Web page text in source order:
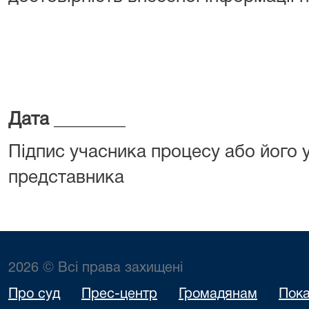
Дата________
Підпис учасника процесу або його
представника
2026 © Всі права захищені
Про суд Прес-центр Громадянам